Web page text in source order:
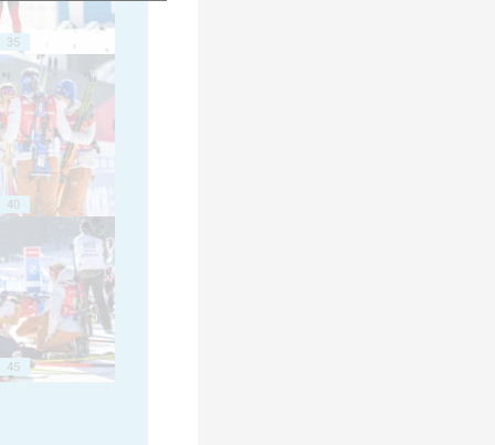
35
40
45